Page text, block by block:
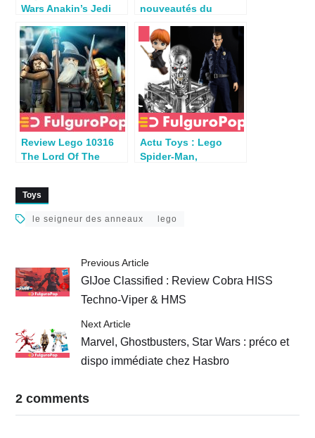
Wars Anakin’s Jedi
nouveautés du
Review Lego 10316
The Lord Of The
Actu Toys : Lego
Spider-Man,
Toys
le seigneur des anneaux lego
Previous Article
GIJoe Classified : Review Cobra HISS
Techno-Viper & HMS
Next Article
Marvel, Ghostbusters, Star Wars : préco et
dispo immédiate chez Hasbro
2 comments